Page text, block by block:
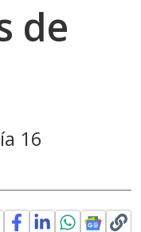
de
16